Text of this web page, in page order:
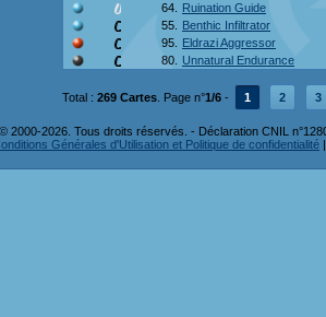
64.
Ruination Guide
55.
Benthic Infiltrator
95.
Eldrazi Aggressor
80.
Unnatural Endurance
Total : 269 Cartes . Page n°1/6 - 1 2 3
2000-2026. Tous droits réservés. - Déclaration CNIL
Générales d'Utilisation et Politique de confidentialité